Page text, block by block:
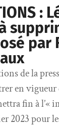
:
par
de la
en vigueur
fin à l’«
2023 pour